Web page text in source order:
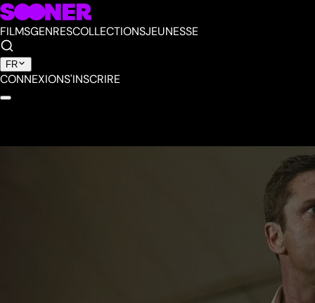
FILMSGENRESCOLLECTIONSJEUNESSE
FR
CONNEXIONS'INSCRIRE